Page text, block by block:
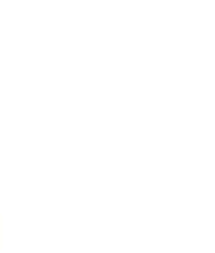
Rhodium Dial Roman